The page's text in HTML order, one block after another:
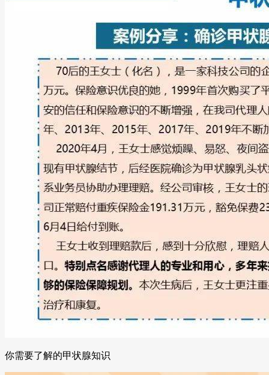
你需要了解的甲状腺知识